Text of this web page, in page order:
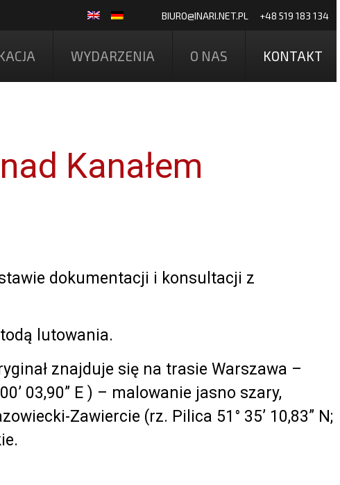
BIURO@INARI.NET.PL +48 519 183 134
WYDARZENIA O NAS KONTAKT
Kanałem
dokumentacji i konsultacji z
lutowania.
znajduje się na trasie Warszawa –
03,90” E ) – malowanie jasno szary,
Zawiercie (rz. Pilica 51° 35’ 10,83” N;